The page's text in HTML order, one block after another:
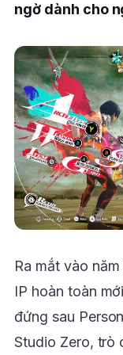
ngờ dành cho
Ra mắt vào
IP hoàn toàn
đứng sau
Studio Zero, trò